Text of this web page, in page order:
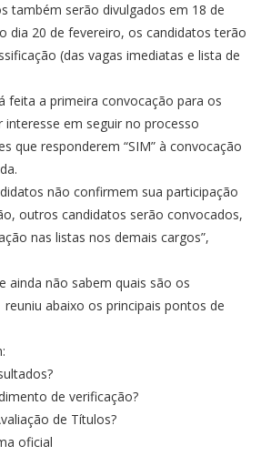
também serão divulgados em 18 de
dia 20 de fevereiro, os candidatos terão
(das vagas imediatas e lista de
feita a primeira convocação para os
em seguir no processo
que responderem “SIM” à convocação
não confirmem sua participação
outros candidatos serão convocados,
nas listas nos demais cargos”,
ainda não sabem quais são os
abaixo os principais pontos de
de verificação?
de Títulos?
oficial